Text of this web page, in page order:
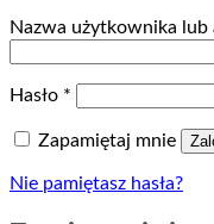
Nazwa użytkownika lub
Hasło *
Zapamiętaj mnie
Nie pamiętasz hasła?